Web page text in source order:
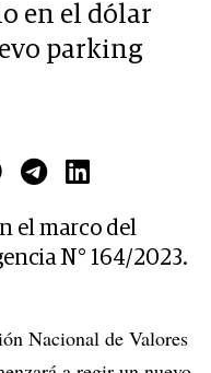
en el dólar
parking
el marco del
N° 164/2023.
Nacional de Valores